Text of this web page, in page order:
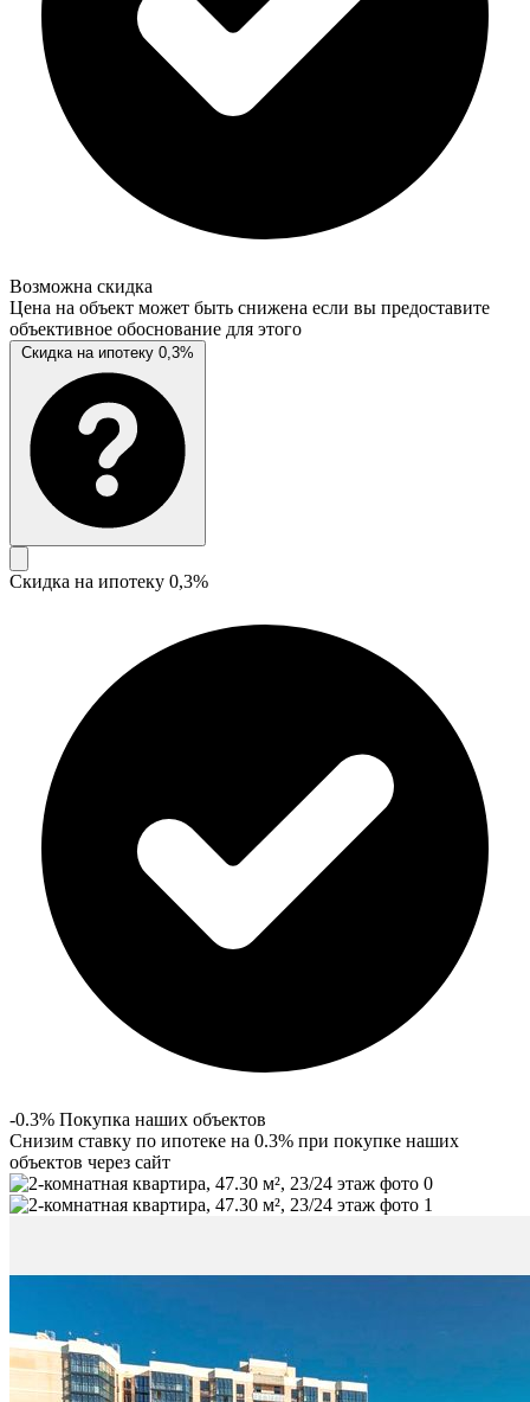
Возможна скидка
Цена на объект может быть снижена если вы предоставите
объективное обоснование для этого
Скидка на ипотеку 0,3%
Скидка на ипотеку 0,3%
-0.3% Покупка наших объектов
Снизим ставку по ипотеке на 0.3% при покупке наших
объектов через сайт